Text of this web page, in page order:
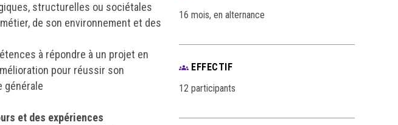
structurelles ou sociétales
de son environnement et des
à répondre à un projet en
pour réussir son
générale
et des expériences
16 mois, en alternance
EFFECTIF
12 participants